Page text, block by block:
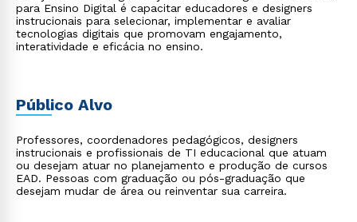
para Ensino Digital é capacitar educadores e designers
instrucionais para selecionar, implementar e avaliar
tecnologias digitais que promovam engajamento,
interatividade e eficácia no ensino.
Público Alvo
Professores, coordenadores pedagógicos, designers
instrucionais e profissionais de TI educacional que atuam
ou desejam atuar no planejamento e produção de cursos
EAD. Pessoas com graduação ou pós-graduação que
desejam mudar de área ou reinventar sua carreira.